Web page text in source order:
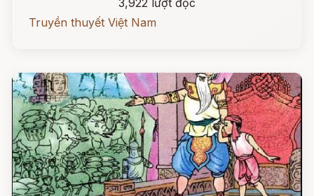
3,922 lượt đọc
Truyền thuyết Việt Nam